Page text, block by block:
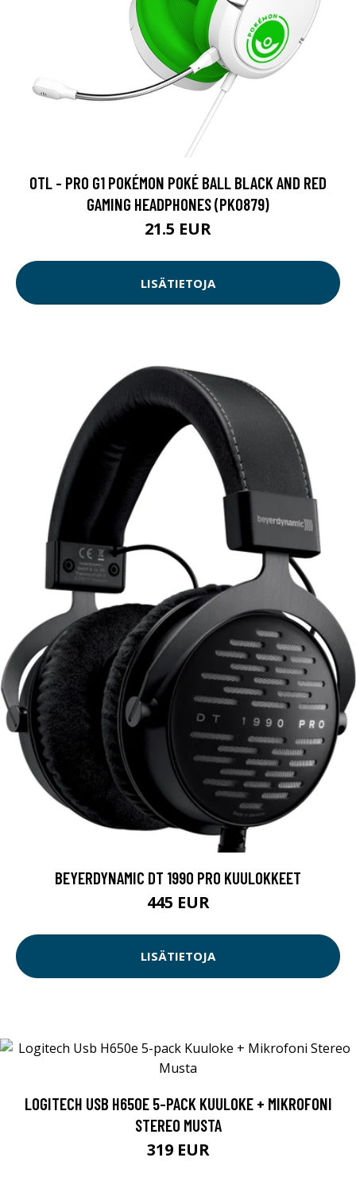
OTL - PRO G1 POKÉMON POKÉ BALL BLACK AND RED
GAMING HEADPHONES (PK0879)
21.5 EUR
LISÄTIETOJA
BEYERDYNAMIC DT 1990 PRO KUULOKKEET
445 EUR
LISÄTIETOJA
LOGITECH USB H650E 5-PACK KUULOKE + MIKROFONI
STEREO MUSTA
319 EUR